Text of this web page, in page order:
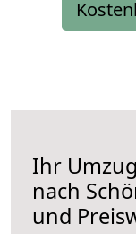
Ihr
nach
und